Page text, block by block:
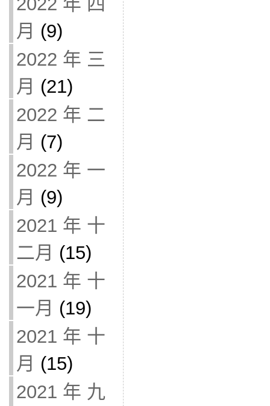
月 (9)
2022 年 三
月 (21)
2022 年 二
月 (7)
2022 年 一
月 (9)
2021 年 十
二月 (15)
2021 年 十
一月 (19)
2021 年 十
月 (15)
2021 年 九